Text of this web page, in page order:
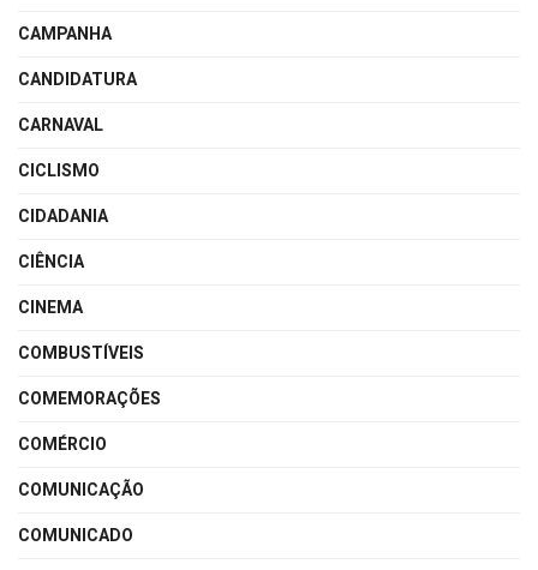
CAMPANHA
CANDIDATURA
CARNAVAL
CICLISMO
CIDADANIA
CIÊNCIA
CINEMA
COMBUSTÍVEIS
COMEMORAÇÕES
COMÉRCIO
COMUNICAÇÃO
COMUNICADO